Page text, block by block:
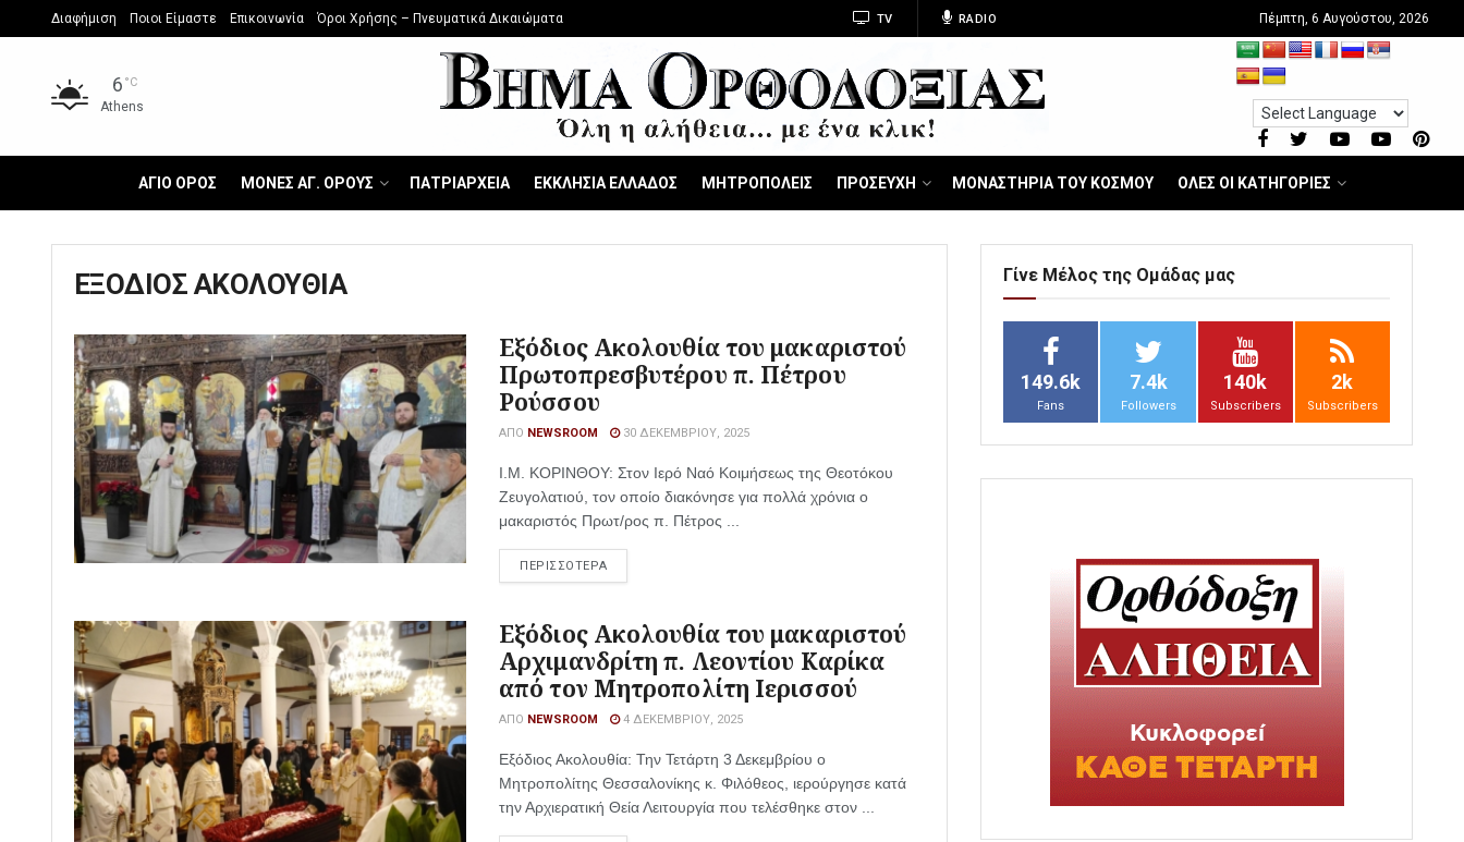
Διαφήμιση Ποιοι Είμαστε Επικοινωνία Όροι Χρήσης – Πνευματικά Δικαιώματα TV RADIO Πέμπτη, 6 Αυγούστου, 2026
6 °C
Athens
ΑΓΙΟ ΟΡΟΣ ΜΟΝΕΣ ΑΓ. ΟΡΟΥΣ ΠΑΤΡΙΑΡΧΕΙΑ ΕΚΚΛΗΣΙΑ ΕΛΛΑΔΟΣ ΜΗΤΡΟΠΟΛΕΙΣ ΠΡΟΣΕΥΧΗ ΜΟΝΑΣΤΗΡΙΑ ΤΟΥ ΚΟΣΜΟΥ ΟΛΕΣ ΟΙ ΚΑΤΗΓΟΡΙΕΣ
ΕΞΟΔΙΟΣ ΑΚΟΛΟΥΘΙΑ
Εξόδιος Ακολουθία του μακαριστού
Πρωτοπρεσβυτέρου π. Πέτρου
Ρούσσου
ΑΠΌ NEWSROOM 30 ΔΕΚΕΜΒΡΊΟΥ, 2025
Ι.Μ. ΚΟΡΙΝΘΟΥ: Στον Ιερό Ναό Κοιμήσεως της Θεοτόκου
Ζευγολατιού, τον οποίο διακόνησε για πολλά χρόνια ο
μακαριστός Πρωτ/ρος π. Πέτρος ...
ΠΕΡΙΣΣΟΤΕΡΑ
Εξόδιος Ακολουθία του μακαριστού
Αρχιμανδρίτη π. Λεοντίου Καρίκα
από τον Μητροπολίτη Ιερισσού
ΑΠΌ NEWSROOM 4 ΔΕΚΕΜΒΡΊΟΥ, 2025
Εξόδιος Ακολουθία: Την Τετάρτη 3 Δεκεμβρίου ο
Μητροπολίτης Θεσσαλονίκης κ. Φιλόθεος, ιερούργησε κατά
την Αρχιερατική Θεία Λειτουργία που τελέσθηκε στον ...
Γίνε Μέλος της Ομάδας μας
149.6k
Fans
7.4k
Followers
140k
Subscribers
2k
Subscribers